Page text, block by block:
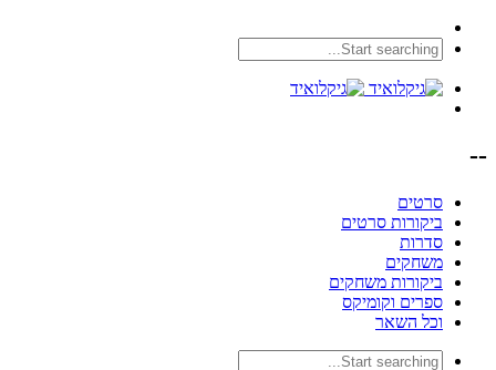
--
סרטים
ביקורות סרטים
סדרות
משחקים
ביקורות משחקים
ספרים וקומיקס
וכל השאר